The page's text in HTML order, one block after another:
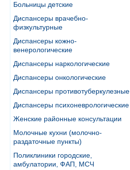
Больницы детские
Диспансеры врачебно-
физкультурные
Диспансеры кожно-
венерологические
Диспансеры наркологические
Диспансеры онкологические
Диспансеры противотуберкулезные
Диспансеры психоневрологические
Женские районные консультации
Молочные кухни (молочно-
раздаточные пункты)
Поликлиники городские,
амбулатории, ФАП, МСЧ